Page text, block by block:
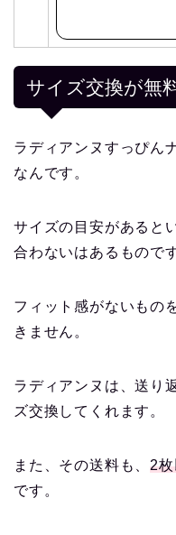
サイズ交換が無
ラディアンヌすっぴん
なんです。
サイズの目安があると
合わないはあるもので
フィット感がないもの
きません。
ラディアンヌは、送り
ズ交換してくれます。
また、その送料も、2
です。